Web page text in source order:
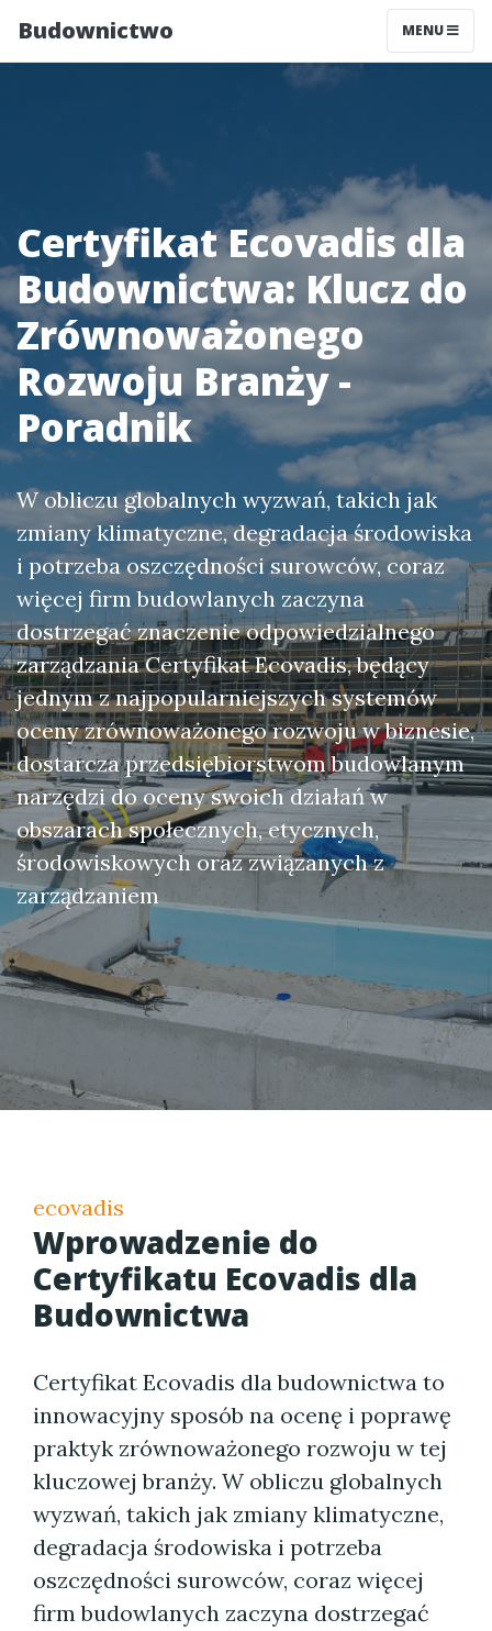
Budownictwo MENU
Certyfikat Ecovadis dla
Budownictwa: Klucz do
Zrównoważonego
Rozwoju Branży -
Poradnik
W obliczu globalnych wyzwań, takich jak
zmiany klimatyczne, degradacja środowiska
i potrzeba oszczędności surowców, coraz
więcej firm budowlanych zaczyna
dostrzegać znaczenie odpowiedzialnego
zarządzania Certyfikat Ecovadis, będący
jednym z najpopularniejszych systemów
oceny zrównoważonego rozwoju w biznesie,
dostarcza przedsiębiorstwom budowlanym
narzędzi do oceny swoich działań w
obszarach społecznych, etycznych,
środowiskowych oraz związanych z
zarządzaniem
ecovadis
Wprowadzenie do
Certyfikatu Ecovadis dla
Budownictwa
Certyfikat Ecovadis dla budownictwa to
innowacyjny sposób na ocenę i poprawę
praktyk zrównoważonego rozwoju w tej
kluczowej branży. W obliczu globalnych
wyzwań, takich jak zmiany klimatyczne,
degradacja środowiska i potrzeba
oszczędności surowców, coraz więcej
firm budowlanych zaczyna dostrzegać